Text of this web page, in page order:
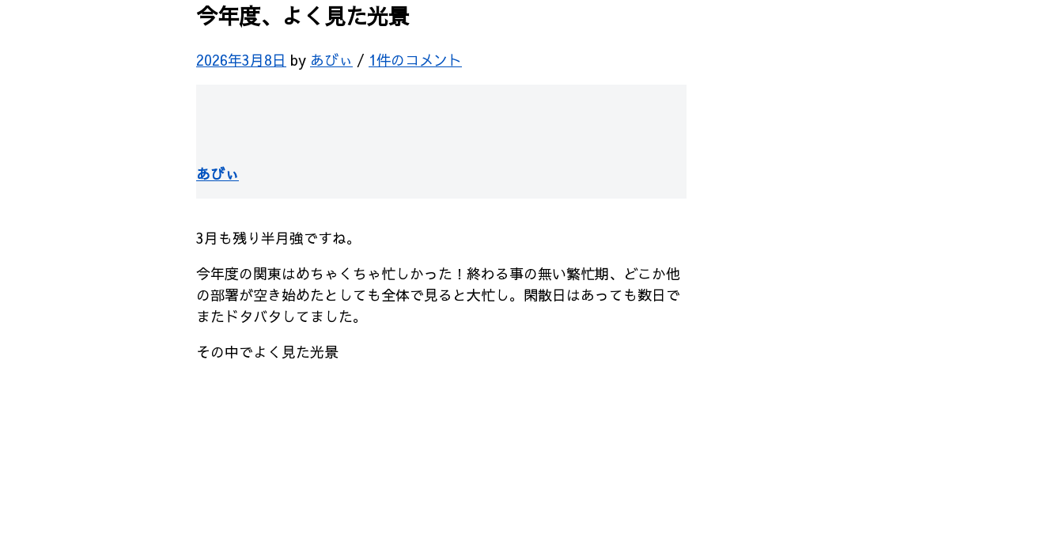
今年度、よく見た光景
2026年3月8日 by あびぃ / 1件のコメント
あびぃ
3月も残り半月強ですね。
今年度の関東はめちゃくちゃ忙しかった！終わる事の無い繁忙期、どこか他
の部署が空き始めたとしても全体で見ると大忙し。閑散日はあっても数日で
またドタバタしてました。
その中でよく見た光景